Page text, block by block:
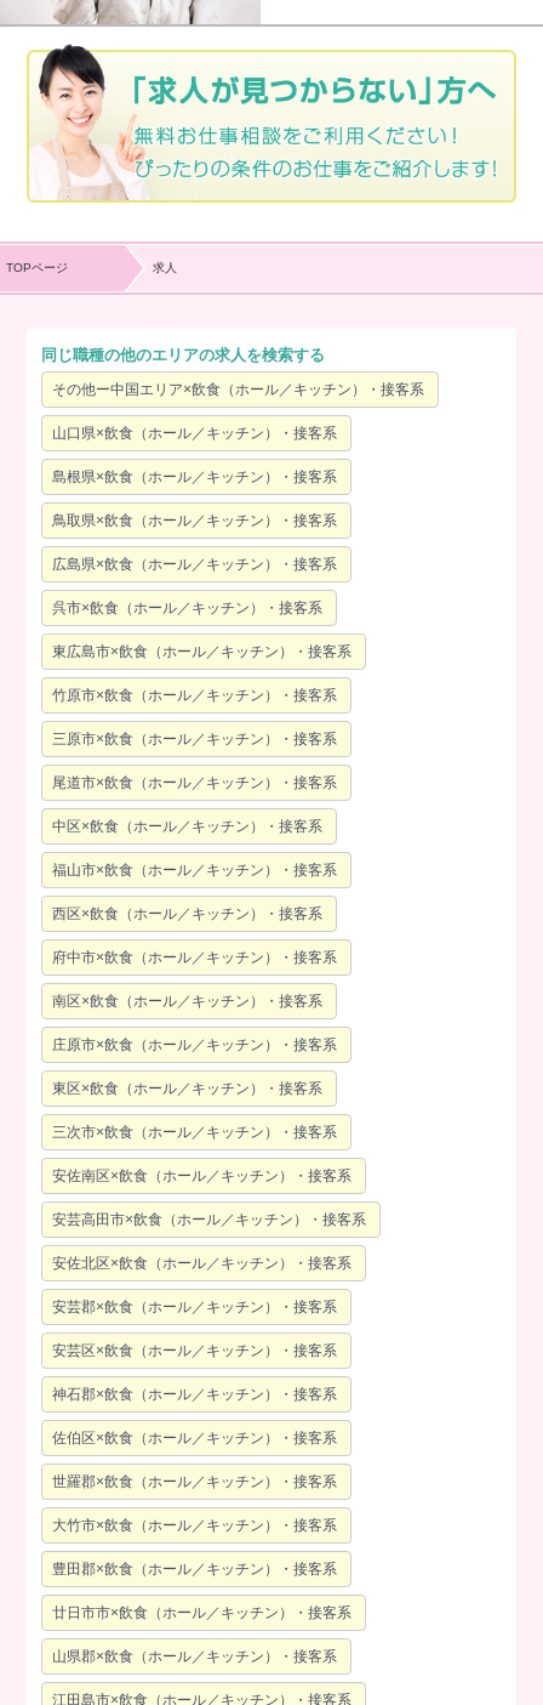
TOPページ 求人
同じ職種の他のエリアの求人を検索する
その他ー中国エリア×飲食（ホール／キッチン）・接客系
山口県×飲食（ホール／キッチン）・接客系
島根県×飲食（ホール／キッチン）・接客系
鳥取県×飲食（ホール／キッチン）・接客系
広島県×飲食（ホール／キッチン）・接客系
呉市×飲食（ホール／キッチン）・接客系
東広島市×飲食（ホール／キッチン）・接客系
竹原市×飲食（ホール／キッチン）・接客系
三原市×飲食（ホール／キッチン）・接客系
尾道市×飲食（ホール／キッチン）・接客系
中区×飲食（ホール／キッチン）・接客系
福山市×飲食（ホール／キッチン）・接客系
西区×飲食（ホール／キッチン）・接客系
府中市×飲食（ホール／キッチン）・接客系
南区×飲食（ホール／キッチン）・接客系
庄原市×飲食（ホール／キッチン）・接客系
東区×飲食（ホール／キッチン）・接客系
三次市×飲食（ホール／キッチン）・接客系
安佐南区×飲食（ホール／キッチン）・接客系
安芸高田市×飲食（ホール／キッチン）・接客系
安佐北区×飲食（ホール／キッチン）・接客系
安芸郡×飲食（ホール／キッチン）・接客系
安芸区×飲食（ホール／キッチン）・接客系
神石郡×飲食（ホール／キッチン）・接客系
佐伯区×飲食（ホール／キッチン）・接客系
世羅郡×飲食（ホール／キッチン）・接客系
大竹市×飲食（ホール／キッチン）・接客系
豊田郡×飲食（ホール／キッチン）・接客系
廿日市市×飲食（ホール／キッチン）・接客系
山県郡×飲食（ホール／キッチン）・接客系
江田島市×飲食（ホール／キッチン）・接客系